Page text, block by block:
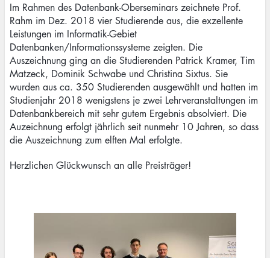
Im Rahmen des Datenbank-Oberseminars zeichnete Prof.
Rahm im Dez. 2018 vier Studierende aus, die exzellente
Leistungen im Informatik-Gebiet
Datenbanken/Informationssysteme zeigten. Die
Auszeichnung ging an die Studierenden Patrick Kramer, Tim
Matzeck, Dominik Schwabe und Christina Sixtus. Sie
wurden aus ca. 350 Studierenden ausgewählt und hatten im
Studienjahr 2018 wenigstens je zwei Lehrveranstaltungen im
Datenbankbereich mit sehr gutem Ergebnis absolviert. Die
Auzeichnung erfolgt jährlich seit nunmehr 10 Jahren, so dass
die Auszeichnung zum elften Mal erfolgte.
Herzlichen Glückwunsch an alle Preisträger!